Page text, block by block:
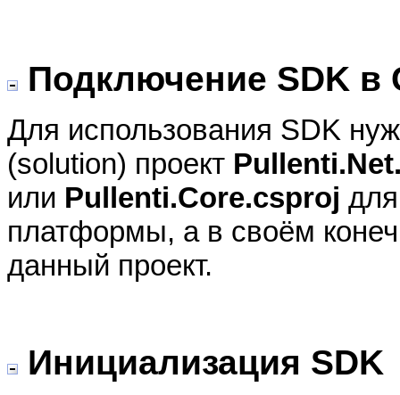
Подключение SDK в
Для использования SDK
(solution) проект
или Pullenti.Core.csproj
платформы, а в своём
данный проект.
Инициализация SDK